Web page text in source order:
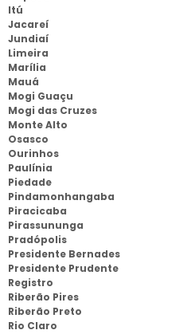
Itú
Jacareí
Jundiaí
Limeira
Marília
Mauá
Mogi Guaçu
Mogi das Cruzes
Monte Alto
Osasco
Ourinhos
Paulínia
Piedade
Pindamonhangaba
Piracicaba
Pirassununga
Pradópolis
Presidente Bernades
Presidente Prudente
Registro
Riberão Pires
Riberão Preto
Rio Claro